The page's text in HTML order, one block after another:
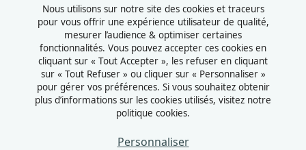
Rue de la Grange aux bois
57070 - Metz
France
Nous utilisons sur notre site des cookies et traceurs
pour vous offrir une expérience utilisateur de qualité,
mesurer l’audience & optimiser certaines
fonctionnalités. Vous pouvez accepter ces cookies en
cliquant sur « Tout Accepter », les refuser en cliquant
sur « Tout Refuser » ou cliquer sur « Personnaliser »
pour gérer vos préférences. Si vous souhaitez obtenir
plus d’informations sur les cookies utilisés, visitez notre
politique cookies.
Personnaliser